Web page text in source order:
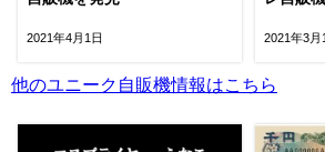
2021年4月1日 2021年3月
他のユニーク自販機情報はこちら